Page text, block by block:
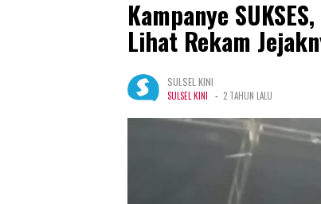
Kampanye
Lihat Rekam
SULSEL KINI
SULSEL KINI - 2 TAHUN LALU